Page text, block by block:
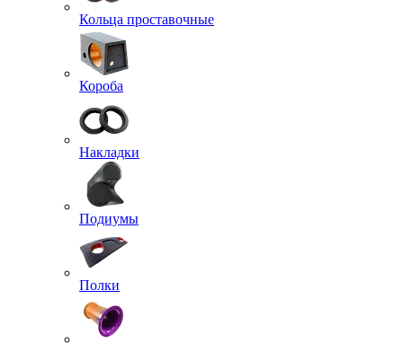
Кольца проставочные
Короба
Накладки
Подиумы
Полки